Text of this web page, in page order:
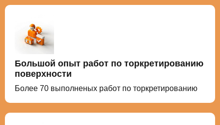
Большой опыт работ по торкретированию
поверхности
Более 70 выполненых работ по торкретированию